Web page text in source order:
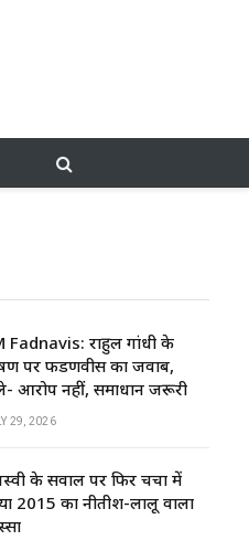
Fadnavis: राहुल गांधी के
पर फडणवीस का जवाब,
आरोप नहीं, समाधान जरूरी
29, 2026
के सवाल पर फिर चर्चा में
2015 का नीतीश-लालू वाला